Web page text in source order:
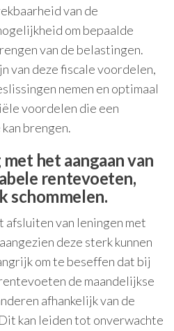
van de
om bepaalde
van de belastingen.
van deze fiscale voordelen,
nemen en optimaal
voordelen die een
brengen.
het aangaan van
rentevoeten,
schommelen.
van leningen met
deze sterk kunnen
om te beseffen dat bij
de maandelijkse
afhankelijk van de
kan leiden tot onverwachte